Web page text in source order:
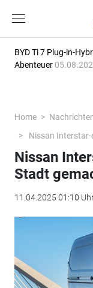
BYD Ti 7 Plug-in-
Abenteuer
Home
Nissan Interstar-
Nissan
Stadt
11.04.2025 01:10